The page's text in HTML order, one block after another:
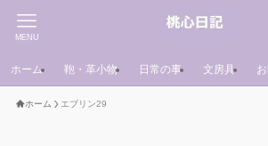
MENU
ホーム 鞄・革小物 日常の事 文房具
ホーム エブリン29